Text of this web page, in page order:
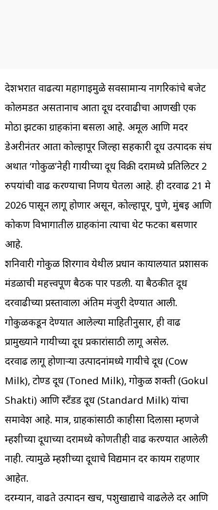
देशभरात वाढत्या महागाईमुळे सर्वसामान्य नागरिकांचे बजेट
कोलमडत असतानाच आता दूध दरवाढीचा आणखी एक
मोठा झटका ग्राहकांना बसला आहे. अमूल आणि मदर
डेअरीनंतर आता कोल्हापूर जिल्हा सहकारी दूध उत्पादक संघ
अर्थात ‘गोकुळ’नेही गायीच्या दूध विक्री दरामध्ये प्रतिलिटर 2
रुपयांची वाढ करण्याचा निर्णय घेतला आहे. ही दरवाढ 21 मे
2026 पासून लागू होणार असून, कोल्हापूर, पुणे, मुंबई आणि
कोकण विभागातील ग्राहकांना त्याचा थेट फटका बसणार
आहे.
शनिवारी गोकुळ शिरगाव येथील प्रधान कार्यालयात प्रशासक
मंडळाची महत्त्वपूर्ण बैठक पार पडली. या बैठकीत दूध
दरवाढीच्या प्रस्तावाला अंतिम मंजुरी देण्यात आली.
गोकुळकडून देण्यात आलेल्या माहितीनुसार, ही वाढ
प्रामुख्याने गायीच्या दूध प्रकारांसाठी लागू असेल.
दरवाढ लागू होणाऱ्या उत्पादनांमध्ये गायीचे दूध (Cow
Milk), टोण्ड दूध (Toned Milk), गोकुळ शक्ती (Gokul
Shakti) आणि स्टँडर्ड दूध (Standard Milk) यांचा
समावेश आहे. मात्र, ग्राहकांसाठी काहीसा दिलासा म्हणजे
म्हशीच्या दूधाच्या दरामध्ये कोणतीही वाढ करण्यात आलेली
नाही. त्यामुळे म्हशीच्या दूधाचे विद्यमान दर कायम राहणार
आहेत.
दरम्यान, वाढते उत्पादन खर्च, पशुखाद्याचे वाढलेले दर आणि